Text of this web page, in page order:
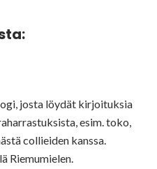
josta löydät kirjoituksia
esim. toko,
collieiden kanssa.
Riemumielen.